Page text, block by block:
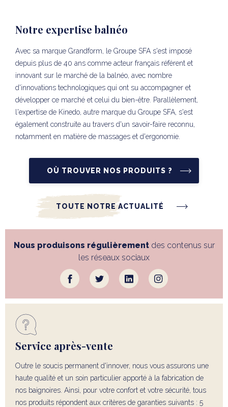
Notre expertise balnéo
Avec sa marque Grandform, le Groupe SFA s'est imposé
depuis plus de 40 ans comme acteur français référent et
innovant sur le marché de la balnéo, avec nombre
d'innovations technologiques qui ont su accompagner et
développer ce marché et celui du bien-être. Parallèlement,
l'expertise de Kinedo, autre marque du Groupe SFA, s'est
également construite au travers d'un savoir-faire reconnu,
notamment en matière de massages et d'ergonomie.
OÙ TROUVER NOS PRODUITS ?
TOUTE NOTRE ACTUALITÉ
Nous produisons régulièrementdes contenus sur
les réseaux sociaux
Service après-vente
Outre le soucis permanent d'innover, nous vous assurons une
haute qualité et un soin particulier apporté à la fabrication de
nos baignoires. Ainsi, pour votre confort et votre sécurité, tous
nos produits répondent aux critères de garanties suivants : 5